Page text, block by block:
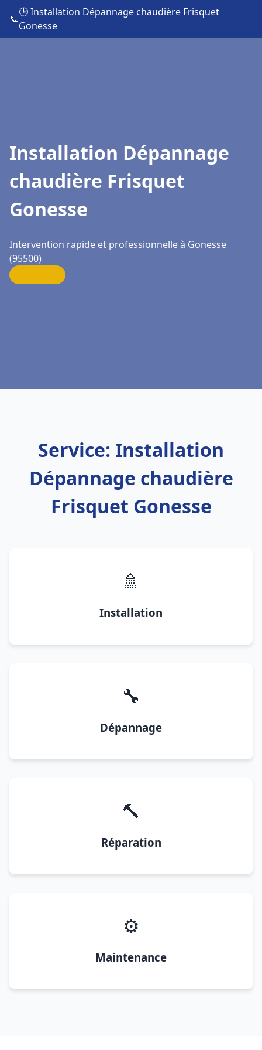
📞
🕒 Installation Dépannage chaudière Frisquet
Gonesse
Installation Dépannage
chaudière Frisquet
Gonesse
Intervention rapide et professionnelle à Gonesse
(95500)
Service: Installation
Dépannage chaudière
Frisquet Gonesse
🚿
Installation
🔧
Dépannage
🔨
Réparation
⚙️
Maintenance